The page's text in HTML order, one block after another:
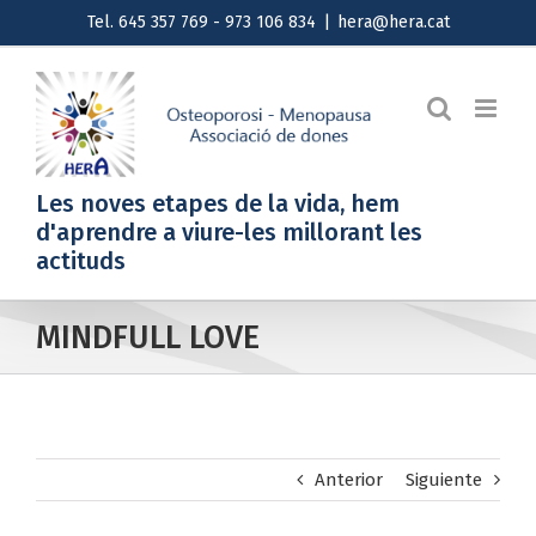
al
contenido
Tel. 645 357 769 - 973 106 834 hera@hera.cat
Les noves etapes de la vida, hem
d'aprendre a viure-les millorant les
actituds
MINDFULL LOVE
Anterior Siguiente